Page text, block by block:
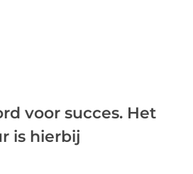
voor succes. Het
is hierbij